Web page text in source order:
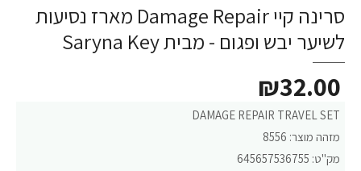
סרינה קיי Damage Repair מארז נסיעות
לשיער יבש ופגום - מבית Saryna Key
DAMAGE REPAIR TRAVEL SET
מזהה מוצר: 8556
מק"ט: 645657536755
₪32.00